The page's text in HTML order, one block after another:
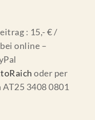
: 15,- € /
online –
oder per
3408 0801